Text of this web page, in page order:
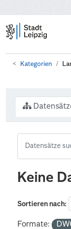
Kategorien
Keine
Sortieren nach
Formate: